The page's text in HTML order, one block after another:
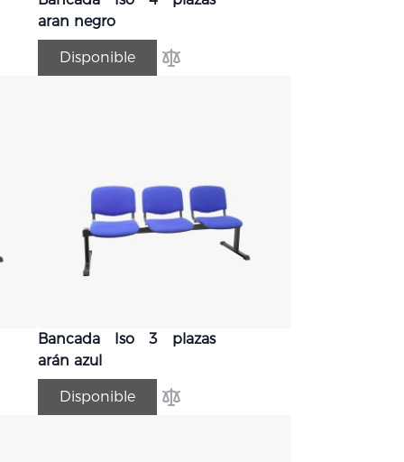
aran negro
Disponible
Añadir para comparar
Bancada Iso 3 plazas
arán azul
Disponible
Añadir para comparar